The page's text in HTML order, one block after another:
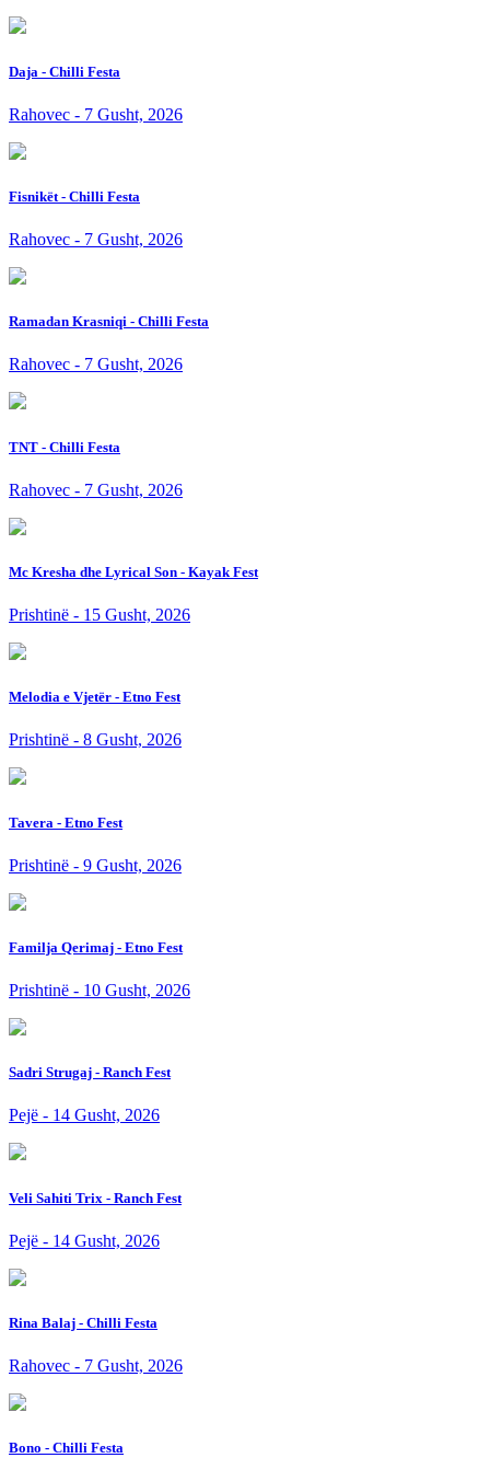
Daja - Chilli Festa
Rahovec - 7 Gusht, 2026
Fisnikët - Chilli Festa
Rahovec - 7 Gusht, 2026
Ramadan Krasniqi - Chilli Festa
Rahovec - 7 Gusht, 2026
TNT - Chilli Festa
Rahovec - 7 Gusht, 2026
Mc Kresha dhe Lyrical Son - Kayak Fest
Prishtinë - 15 Gusht, 2026
Melodia e Vjetër - Etno Fest
Prishtinë - 8 Gusht, 2026
Tavera - Etno Fest
Prishtinë - 9 Gusht, 2026
Familja Qerimaj - Etno Fest
Prishtinë - 10 Gusht, 2026
Sadri Strugaj - Ranch Fest
Pejë - 14 Gusht, 2026
Veli Sahiti Trix - Ranch Fest
Pejë - 14 Gusht, 2026
Rina Balaj - Chilli Festa
Rahovec - 7 Gusht, 2026
Bono - Chilli Festa